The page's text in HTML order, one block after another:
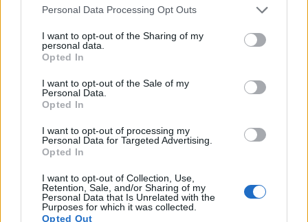
Please note that this website/app uses one or more Google
not limited to your visit or usage behaviour. You may click to
grant or deny consent to Google and its third-party tags to
use your data for below specified purposes in below Google
consent section.
Personal Data Processing Opt Outs
I want to opt-out of the Sharing of my
personal data.
Opted In
I want to opt-out of the Sale of my
Personal Data.
Opted In
I want to opt-out of processing my
Personal Data for Targeted Advertising.
Opted In
I want to opt-out of Collection, Use,
Retention, Sale, and/or Sharing of my
Personal Data that Is Unrelated with the
Purposes for which it was collected.
Opted Out
простого гарніру. Незалежно від того, чи ви
додаєте її до ранкових яєць, чи посипаєте нею
локшину, ці універсальні овочі родини аліум
пропонують чудові переваги для здоров'я, які
заслуговують на вашу увагу.
Повний посібник з користі шавлії для
Опубліковано: 13 липня 2026 р. о 19:06:28 UTC
Шавлія цінується вже тисячі років. Стародавні
для зцілення та духовних практик. Сьогодні
сучасна наука підтверджує те, що традиційні
цілителі завжди знали.Читати далі...